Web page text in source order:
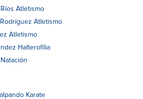
Atletismo
Atletismo
Atletismo
Halterofilia
Karate